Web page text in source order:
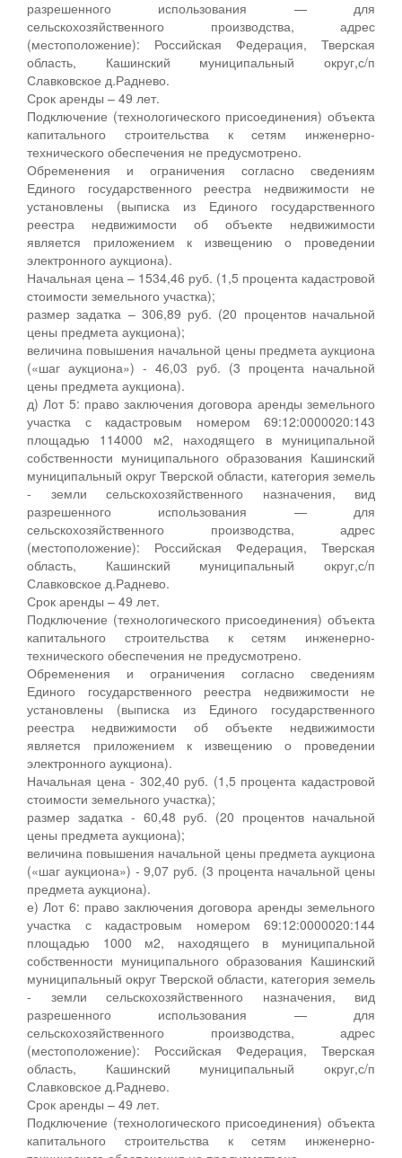
разрешенного использования — для
сельскохозяйственного производства, адрес
(местоположение): Российская Федерация, Тверская
область, Кашинский муниципальный округ,с/п
Славковское д.Раднево.
Срок аренды – 49 лет.
Подключение (технологического присоединения) объекта
капитального строительства к сетям инженерно-
технического обеспечения не предусмотрено.
Обременения и ограничения согласно сведениям
Единого государственного реестра недвижимости не
установлены (выписка из Единого государственного
реестра недвижимости об объекте недвижимости
является приложением к извещению о проведении
электронного аукциона).
Начальная цена – 1534,46 руб. (1,5 процента кадастровой
стоимости земельного участка);
размер задатка – 306,89 руб. (20 процентов начальной
цены предмета аукциона);
величина повышения начальной цены предмета аукциона
(«шаг аукциона») - 46,03 руб. (3 процента начальной
цены предмета аукциона).
д) Лот 5: право заключения договора аренды земельного
участка с кадастровым номером 69:12:0000020:143
площадью 114000 м2, находящего в муниципальной
собственности муниципального образования Кашинский
муниципальный округ Тверской области, категория земель
- земли сельскохозяйственного назначения, вид
разрешенного использования — для
сельскохозяйственного производства, адрес
(местоположение): Российская Федерация, Тверская
область, Кашинский муниципальный округ,с/п
Славковское д.Раднево.
Срок аренды – 49 лет.
Подключение (технологического присоединения) объекта
капитального строительства к сетям инженерно-
технического обеспечения не предусмотрено.
Обременения и ограничения согласно сведениям
Единого государственного реестра недвижимости не
установлены (выписка из Единого государственного
реестра недвижимости об объекте недвижимости
является приложением к извещению о проведении
электронного аукциона).
Начальная цена - 302,40 руб. (1,5 процента кадастровой
стоимости земельного участка);
размер задатка - 60,48 руб. (20 процентов начальной
цены предмета аукциона);
величина повышения начальной цены предмета аукциона
(«шаг аукциона») - 9,07 руб. (3 процента начальной цены
предмета аукциона).
е) Лот 6: право заключения договора аренды земельного
участка с кадастровым номером 69:12:0000020:144
площадью 1000 м2, находящего в муниципальной
собственности муниципального образования Кашинский
муниципальный округ Тверской области, категория земель
- земли сельскохозяйственного назначения, вид
разрешенного использования — для
сельскохозяйственного производства, адрес
(местоположение): Российская Федерация, Тверская
область, Кашинский муниципальный округ,с/п
Славковское д.Раднево.
Срок аренды – 49 лет.
Подключение (технологического присоединения) объекта
капитального строительства к сетям инженерно-